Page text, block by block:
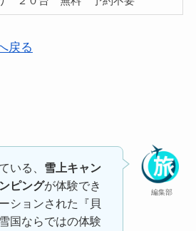
戻る
編集部
いる、 雪上キャン
ピングが体験でき
ションされた『貝
国ならではの体験